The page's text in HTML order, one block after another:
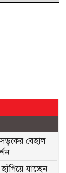
বেহাল
যাচ্ছেন